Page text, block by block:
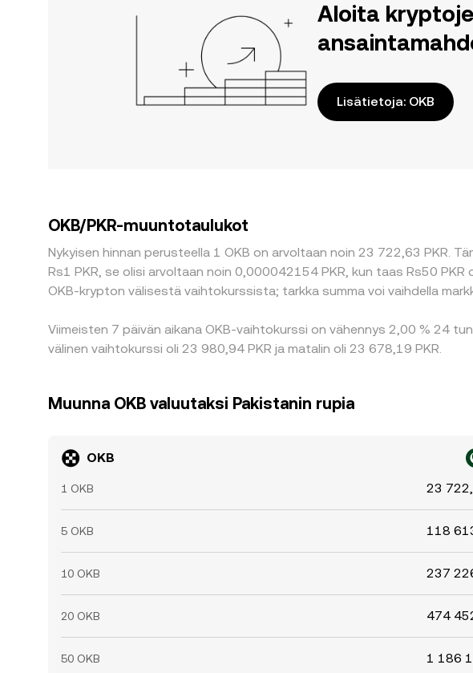
Aloita
Lisätietoja: OKB
OKB/PKR-muuntotaulukot
Nykyisen hinnan perusteella 1 OKB on arvoltaan noin 23 722,63 PKR.
Rs1 PKR, se olisi arvoltaan noin 0,000042154 PKR, kun taas Rs50
OKB-krypton välisestä vaihtokurssista; tarkka summa voi vaihdella
Viimeisten 7 päivän aikana OKB-vaihtokurssi on vähennys 2,00 % 24
välinen vaihtokurssi oli 23 980,94 PKR ja matalin oli 23 678,19 PKR.
Muunna OKB valuutaksi Pakistanin rupia
OKB
1 OKB 23
5 OKB 118
10 OKB 237
20 OKB 474
50 OKB 1 186